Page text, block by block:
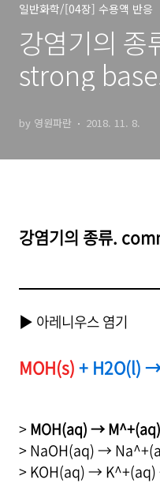
일반화학/[04장] 수용액 반응
강염기의
strong
by 영원파란 2018. 11. 8.
강염기의 종류.
▶ 아레니우스 염기
MOH(s)+ H2O(l)
>MOH(aq) →
> NaOH(aq) →
> KOH(aq) → K^+(aq)